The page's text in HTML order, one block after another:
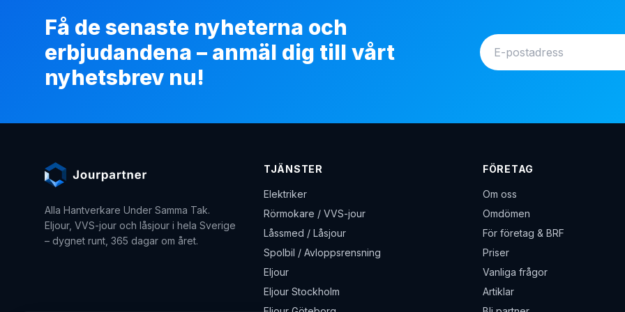
Få de senaste nyheterna och
erbjudandena – anmäl dig till vårt
nyhetsbrev nu!
Alla Hantverkare Under Samma Tak.
Eljour, VVS-jour och låsjour i hela Sverige
– dygnet runt, 365 dagar om året.
TJÄNSTER
Elektriker
Rörmokare / VVS-jour
Låssmed / Låsjour
Spolbil / Avloppsrensning
Eljour
Eljour Stockholm
FÖRETAG
Om oss
Omdömen
För företag & BRF
Priser
Vanliga frågor
Artiklar